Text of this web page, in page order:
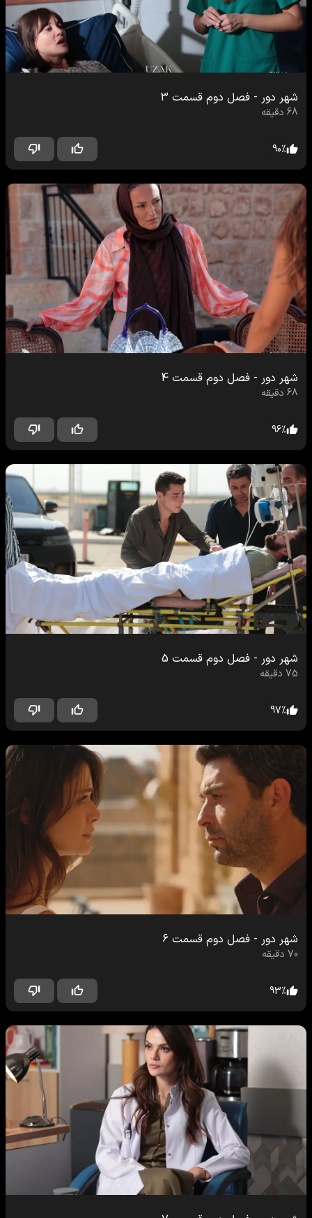
شهر دور - فصل دوم قسمت 3
68 دقیقه
90%
شهر دور - فصل دوم قسمت 4
68 دقیقه
96%
شهر دور - فصل دوم قسمت 5
75 دقیقه
97%
شهر دور - فصل دوم قسمت 6
70 دقیقه
93%